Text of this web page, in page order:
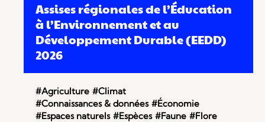
Assises régionales de l’Éducation
à l’Environnement et au
Développement Durable (EEDD)
2026
#Agriculture #Climat
#Connaissances & données #Économie
#Espaces naturels #Espèces #Faune #Flore